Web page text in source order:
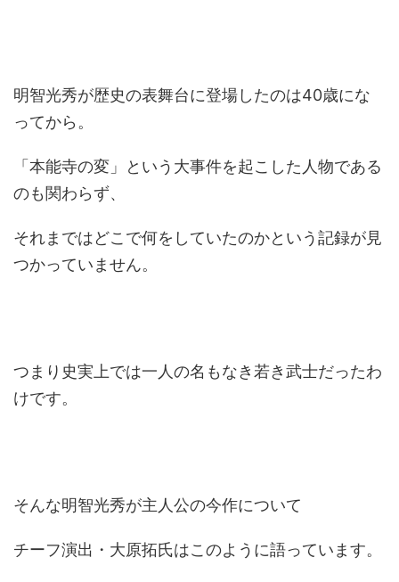
明智光秀が歴史の表舞台に登場したのは40歳にな
ってから。
「本能寺の変」という大事件を起こした人物である
のも関わらず、
それまではどこで何をしていたのかという記録が見
つかっていません。
つまり史実上では一人の名もなき若き武士だったわ
けです。
そんな明智光秀が主人公の今作について
チーフ演出・大原拓氏はこのように語っています。